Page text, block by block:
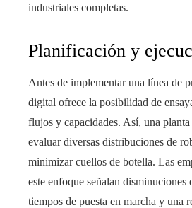
industriales completas.
Planificación y
Antes de implementar una línea de
digital ofrece la posibilidad de
flujos y capacidades. Así, una
evaluar diversas distribuciones de
minimizar cuellos de botella. Las
este enfoque señalan disminuciones
tiempos de puesta en marcha y una